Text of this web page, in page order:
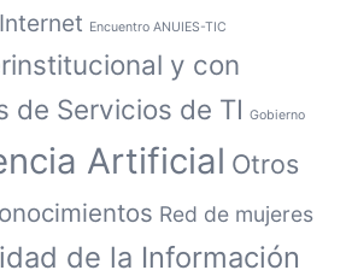
Encuentro ANUIES-TIC
y con
de Servicios de TI Gobierno
Artificial Otros
Red de mujeres
de la Información